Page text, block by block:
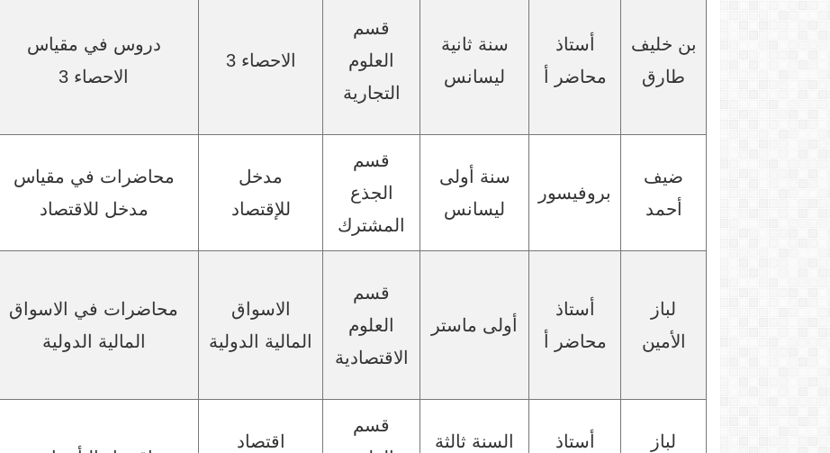
بن خليف
طارق
أستاذ
محاضر أ
سنة ثانية
ليسانس
قسم
العلوم
التجارية
الاحصاء 3
دروس في مقياس
الاحصاء 3
ضيف
أحمد
بروفيسور
سنة أولى
ليسانس
قسم
الجذع
المشترك
مدخل
للإقتصاد
محاضرات في مقياس
مدخل للاقتصاد
لباز
الأمين
أستاذ
محاضر أ
أولى ماستر
قسم
العلوم
الاقتصادية
الاسواق
المالية الدولية
محاضرات في الاسواق
المالية الدولية
لباز
أستاذ
السنة ثالثة
قسم
اقتصاد